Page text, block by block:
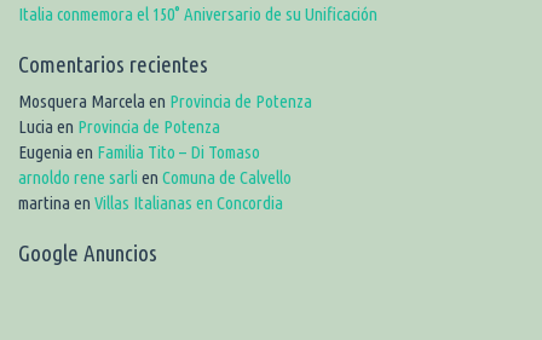
Italia conmemora el 150° Aniversario de su Unificación
Comentarios recientes
Mosquera Marcela en Provincia de Potenza
Lucia en Provincia de Potenza
Eugenia en Familia Tito – Di Tomaso
arnoldo rene sarli en Comuna de Calvello
martina en Villas Italianas en Concordia
Google Anuncios